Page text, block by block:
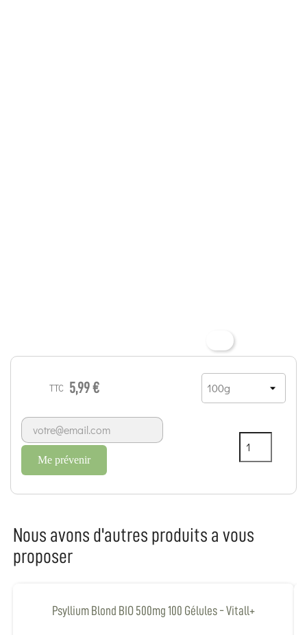
TTC 5,99 €
Me prévenir
Nous avons d'autres produits a vous
proposer
Psyllium Blond BIO 500mg 100 Gélules - Vitall+